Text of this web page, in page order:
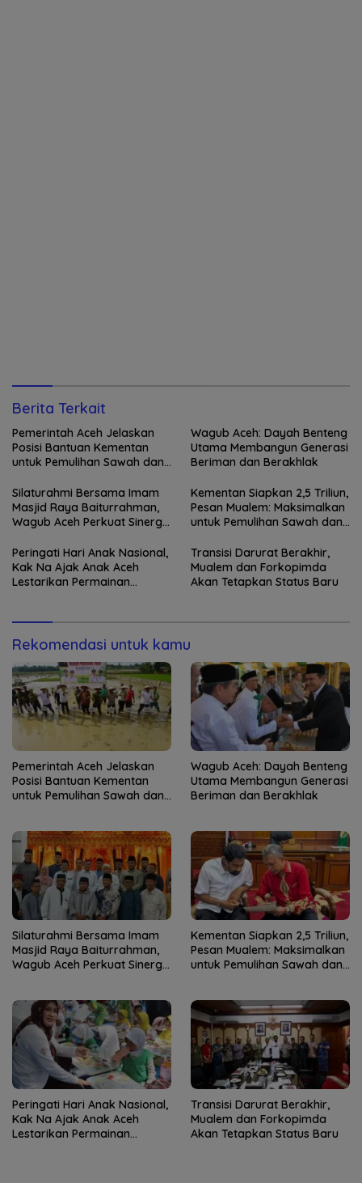
Berita Terkait
Pemerintah Aceh Jelaskan
Posisi Bantuan Kementan
untuk Pemulihan Sawah dan
Wagub Aceh: Dayah Benteng
Utama Membangun Generasi
Beriman dan Berakhlak
Silaturahmi Bersama Imam
Masjid Raya Baiturrahman,
Wagub Aceh Perkuat Sinergi
Kementan Siapkan 2,5 Triliun,
Pesan Mualem: Maksimalkan
untuk Pemulihan Sawah dan
Peringati Hari Anak Nasional,
Kak Na Ajak Anak Aceh
Lestarikan Permainan
Transisi Darurat Berakhir,
Mualem dan Forkopimda
Akan Tetapkan Status Baru
Rekomendasi untuk kamu
Pemerintah Aceh Jelaskan
Posisi Bantuan Kementan
untuk Pemulihan Sawah dan
Wagub Aceh: Dayah Benteng
Utama Membangun Generasi
Beriman dan Berakhlak
Silaturahmi Bersama Imam
Masjid Raya Baiturrahman,
Wagub Aceh Perkuat Sinergi
Kementan Siapkan 2,5 Triliun,
Pesan Mualem: Maksimalkan
untuk Pemulihan Sawah dan
Peringati Hari Anak Nasional,
Kak Na Ajak Anak Aceh
Lestarikan Permainan
Transisi Darurat Berakhir,
Mualem dan Forkopimda
Akan Tetapkan Status Baru